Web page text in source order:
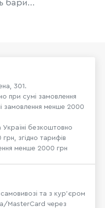
бари...
301.
при сумі замовлення
замовлення менше 2000
безкоштовно
згідно тарифів
менше 2000 грн
та з кур’єром
MasterCard через